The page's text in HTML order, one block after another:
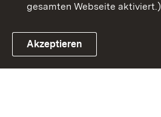
Link zum Landesportal
gesamten Webseite aktiviert.)
Akzeptieren